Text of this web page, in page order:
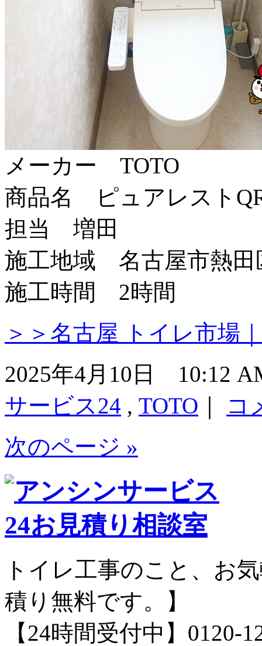
メーカー TOTO
商品名 ピュアレスト
担当 増田
施工地域 名古屋市熱田
施工時間 2時間
＞＞名古屋 トイレ市場
2025年4月10日 10:12
サービス24 , TOTO
コ
次のページ »
トイレ工事のこと、お
積り無料です。】
【24時間受付中】0120-